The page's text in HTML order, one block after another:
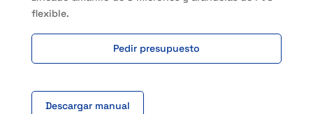
flexible.
Pedir presupuesto
Descargar manual